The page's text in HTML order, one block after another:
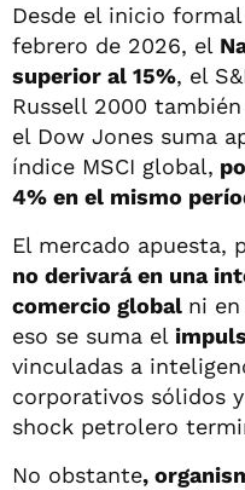
Desde el inicio
febrero de 2026, el
superior al 15%, el
Russell 2000
el Dow Jones suma
índice MSCI global,
4% en el mismo
El mercado apuesta,
no derivará en una
comercio global ni
eso se suma el
vinculadas a
corporativos sólidos
shock petrolero
No obstante,